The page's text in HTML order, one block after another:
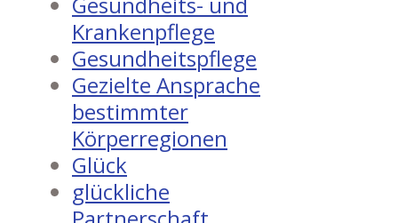
Krankenpflege
Gesundheitspflege
Gezielte Ansprache
bestimmter
Körperregionen
Glück
glückliche